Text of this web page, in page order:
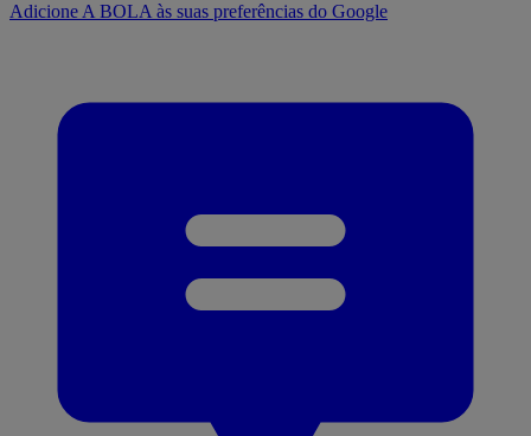
Adicione A BOLA às suas preferências do Google